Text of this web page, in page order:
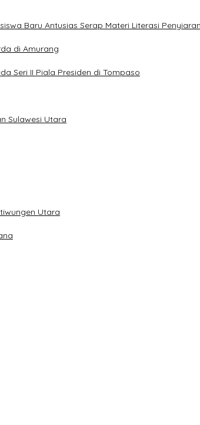
Baru Antusias Serap Materi Literasi Penyiaran
di Amurang
Seri II Piala Presiden di Tompaso
Sulawesi Utara
Utara